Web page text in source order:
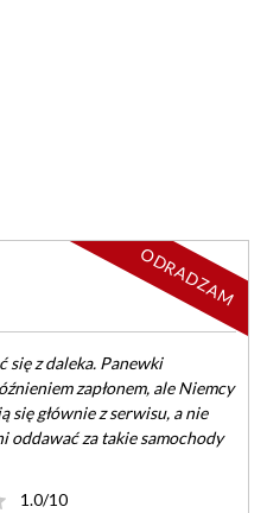
się z daleka. Panewki
zapłonem, ale Niemcy
się głównie z serwisu, a nie
oddawać za takie samochody
1.0/10
ODRADZAM